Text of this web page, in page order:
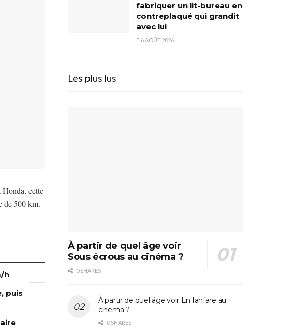
cette
de 500 km.
h
puis
fabriquer un lit-bureau en
contreplaqué qui grandit
avec lui
6 AOÛT 2026
Les plus lus
À partir de quel âge voir
Sous écrous au cinéma ?
0 SHARES
À partir de quel âge voir En fanfare au
cinéma ?
0 SHARES